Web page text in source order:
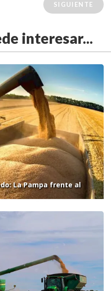
SIGUIENTE
interesar...
La Pampa frente al